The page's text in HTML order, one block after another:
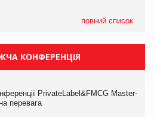
повний список
КОНФЕРЕНЦІЯ
PrivateLabel&FMCG Master-
перевага